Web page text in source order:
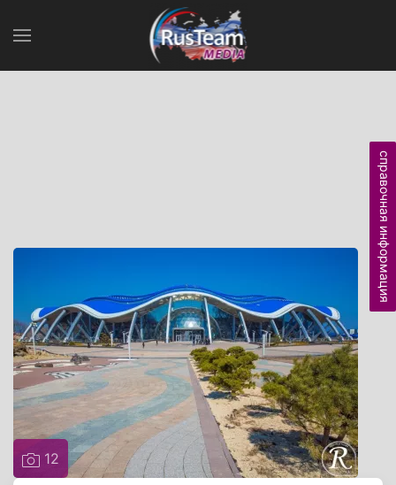
12
справочная информация